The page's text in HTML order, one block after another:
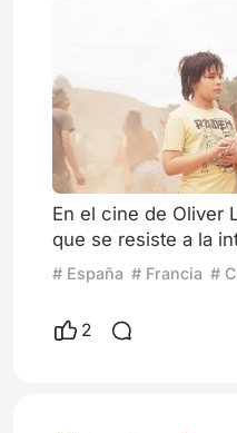
En el cine de Oliver
que se resiste a la
Sus películas, más
físicas que se van
volverse
# España # Francia #
2